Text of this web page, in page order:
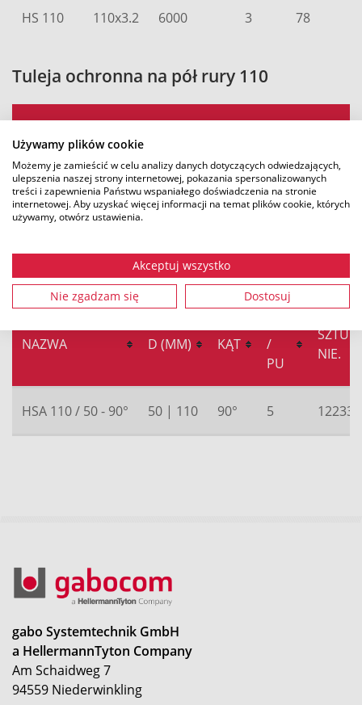
Używamy plików cookie
Możemy je zamieścić w celu analizy danych dotyczących odwiedzających,
ulepszenia naszej strony internetowej, pokazania spersonalizowanych
treści i zapewnienia Państwu wspaniałego doświadczenia na stronie
internetowej. Aby uzyskać więcej informacji na temat plików cookie, których
używamy, otwórz ustawienia.
Akceptuj wszystko
Nie zgadzam się Dostosuj
HS 110 110x3.2 6000 3 78
Tuleja ochronna na pół rury 110
NAZWA
PU
HSM 110 110 180 12 7749
Gałąź półskorupowa
NAZWA D (MM) KĄT
/
PU
NIE.
HSA 110 / 50 - 90° 50 | 110 90° 5 12233
gabo Systemtechnik GmbH
a HellermannTyton Company
Am Schaidweg 7
94559 Niederwinkling